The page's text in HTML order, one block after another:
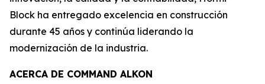
Block ha entregado excelencia en construcción
durante 45 años y continúa liderando la
modernización de la industria.
ACERCA DE COMMAND ALKON